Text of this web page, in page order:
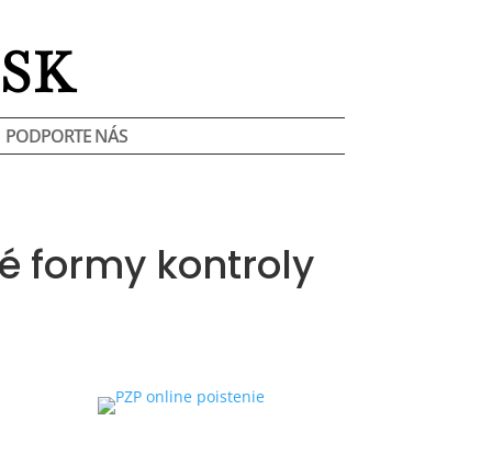
PODPORTE NÁS
formy kontroly